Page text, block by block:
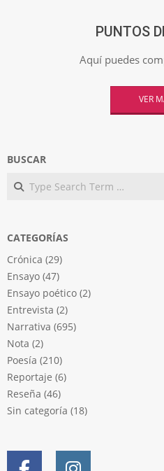
PUNTOS
Aquí puedes
VER
BUSCAR
Search
CATEGORÍAS
Crónica (29)
Ensayo (47)
Ensayo poético (2)
Entrevista (2)
Narrativa (695)
Nota (2)
Poesía (210)
Reportaje (6)
Reseña (46)
Sin categoría (18)